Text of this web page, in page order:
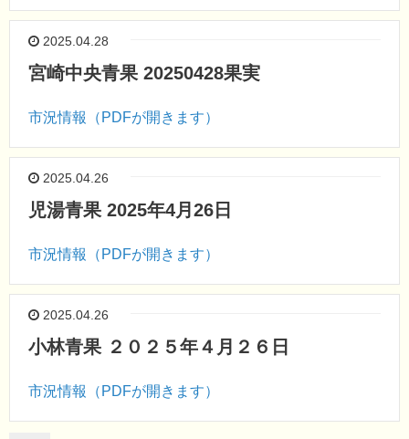
2025.04.28
宮崎中央青果 20250428果実
市況情報（PDFが開きます）
2025.04.26
児湯青果 2025年4月26日
市況情報（PDFが開きます）
2025.04.26
小林青果 ２０２５年４月２６日
市況情報（PDFが開きます）